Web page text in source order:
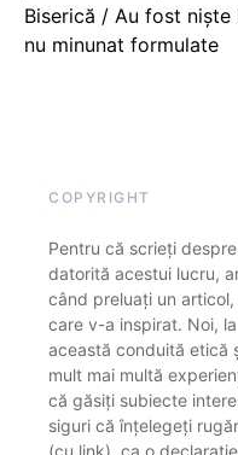
Biserică / Au fost niște
nu minunat formulate
COPYRIGHT
Pentru că scrieți
datorită acestui lucru,
când preluați un
care v-a inspirat. Noi,
această conduită etică
mult mai multă
că găsiți subiecte
siguri că înțelegeți
(cu link), ca o